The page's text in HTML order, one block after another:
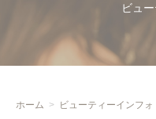
ビュ
ホーム ビューティーインフォ